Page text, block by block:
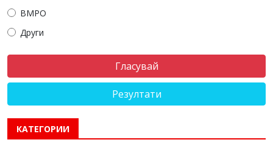
ВМРО
Други
Резултати
КАТЕГОРИИ